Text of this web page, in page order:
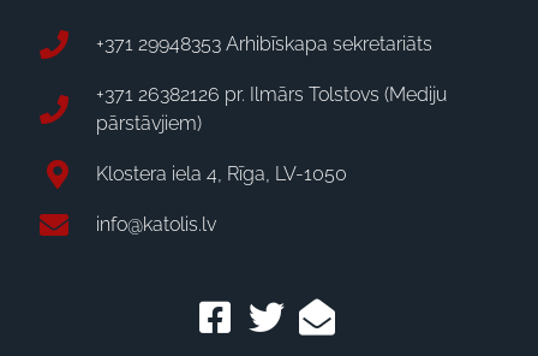
+371 29948353 Arhibīskapa sekretariāts
+371 26382126 pr. Ilmārs Tolstovs (Mediju
pārstāvjiem)
Klostera iela 4, Rīga, LV-1050
info@katolis.lv